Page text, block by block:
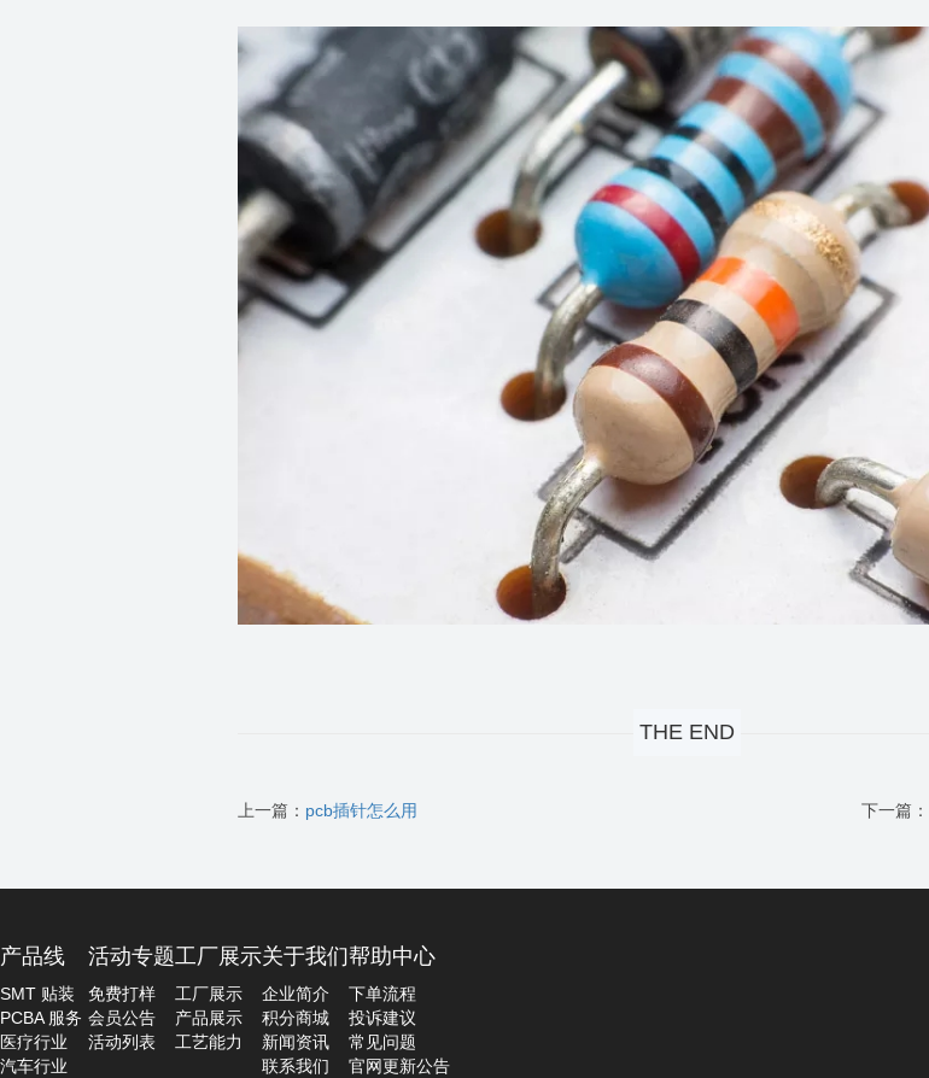
THE END
上一篇： pcb插针怎么用 下一篇：
产品线
SMT 贴装
PCBA 服务
医疗行业
汽车行业
活动专题
免费打样
会员公告
活动列表
工厂展示
工厂展示
产品展示
工艺能力
关于我们
企业简介
积分商城
新闻资讯
联系我们
帮助中心
下单流程
投诉建议
常见问题
官网更新公告